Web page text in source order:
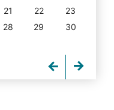
21 22
23
28 29
30